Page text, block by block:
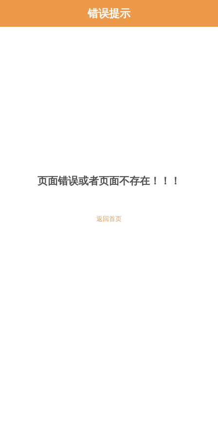
错误提示
页面错误或者页面不存在！！！
返回首页